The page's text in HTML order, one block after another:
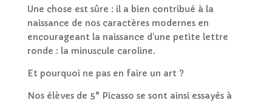
Une chose est sûre : il a bien contribué à la
naissance de nos caractères modernes en
encourageant la naissance d’une petite lettre
ronde : la minuscule caroline.
Et pourquoi ne pas en faire un art ?
Nos élèves de 5° Picasso se sont ainsi essayés à